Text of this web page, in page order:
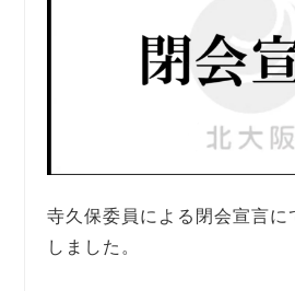
寺久保委員による閉会宣言に
しました。